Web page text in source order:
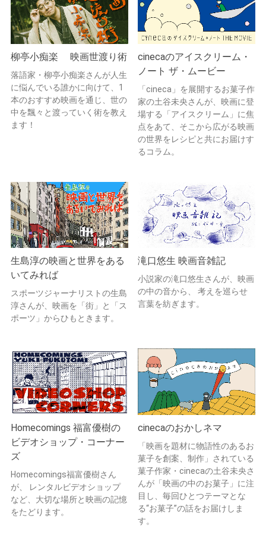
柳亭小痴楽 映画世渡り術
落語家・柳亭小痴楽さんが人生
に悩んでいる誰かに向けて、1
本のおすすめ映画を通じ、世の
中を飄々と渡っていく術を教え
ます！
cinecaのアイスクリーム・
ノート ザ・ムービー
「cineca」を展開するお菓子作
家の土谷未央さんが、映画に登
場する「アイスクリーム」に焦
点をあて、そこから広がる映画
の世界をレシピと共にお届けす
るコラム。
生島淳の映画と世界をある
いてみれば
スポーツジャーナリストの生島
淳さんが、映画を「街」と「ス
ポーツ」からひもときます。
滝口悠生 映画音雑記
小説家の滝口悠生さんが、映画
の中の音から、 考えを巡らせ
言葉を紡ぎます。
Homecomings 福富優樹の
ビデオショップ・コーナー
ズ
Homecomings福富優樹さん
が、 レンタルビデオショップ
など、大切な場所と映画の記憶
をたどります。
cinecaのおかしネマ
「映画を題材に物語性のあるお
菓子を創案、制作」されている
菓子作家・cinecaの土谷未央さ
んが「映画の中のお菓子」に注
目し、毎回ひとつテーマとな
る“お菓子”の話をお届けしま
す。